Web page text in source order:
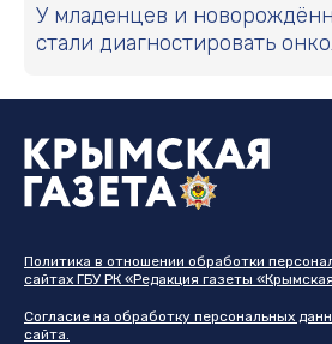
У младенцев и
стали диагностировать
Политика в отношении обработки
сайтах ГБУ РК «Редакция газеты
Согласие на обработку персональных
сайта.